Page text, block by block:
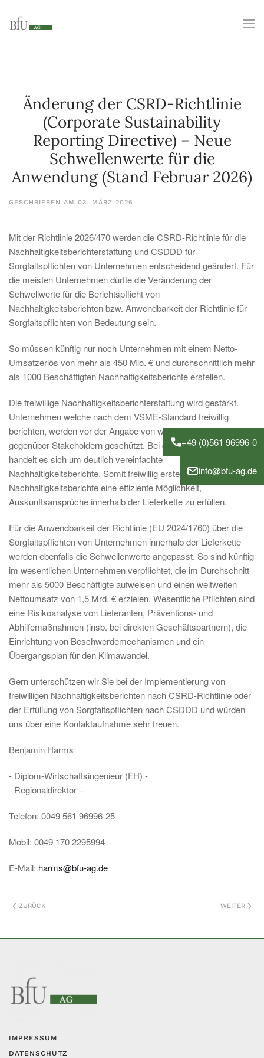
Änderung der CSRD-Richtlinie
(Corporate Sustainability
Reporting Directive) – Neue
Schwellenwerte für die
Anwendung (Stand Februar 2026)
GESCHRIEBEN AM 03. MÄRZ 2026 .
Mit der Richtlinie 2026/470 werden die CSRD-Richtlinie für die
Nachhaltigkeitsberichterstattung und CSDDD für
Sorgfaltspflichten von Unternehmen entscheidend geändert. Für
die meisten Unternehmen dürfte die Veränderung der
Schwellwerte für die Berichtspflicht von
Nachhaltigkeitsberichten bzw. Anwendbarkeit der Richtlinie für
Sorgfaltspflichten von Bedeutung sein.
So müssen künftig nur noch Unternehmen mit einem Netto-
Umsatzerlös von mehr als 450 Mio. € und durchschnittlich mehr
als 1000 Beschäftigten Nachhaltigkeitsberichte erstellen.
Die freiwillige Nachhaltigkeitsberichterstattung wird gestärkt.
Unternehmen welche nach dem VSME-Standard freiwillig
berichten, werden vor der Angabe von weiteren Datenpunkten
gegenüber Stakeholdern geschützt. Bei dem VSME-Standard
handelt es sich um deutlich vereinfachte
Nachhaltigkeitsberichte. Somit freiwillig erstellte
Nachhaltigkeitsberichte eine effiziente Möglichkeit,
Auskunftsansprüche innerhalb der Lieferkette zu erfüllen.
Für die Anwendbarkeit der Richtlinie (EU 2024/1760) über die
Sorgfaltspflichten von Unternehmen innerhalb der Lieferkette
werden ebenfalls die Schwellenwerte angepasst. So sind künftig
im wesentlichen Unternehmen verpflichtet, die im Durchschnitt
mehr als 5000 Beschäftigte aufweisen und einen weltweiten
Nettoumsatz von 1,5 Mrd. € erzielen. Wesentliche Pflichten sind
eine Risikoanalyse von Lieferanten, Präventions- und
Abhilfemaßnahmen (insb. bei direkten Geschäftspartnern), die
Einrichtung von Beschwerdemechanismen und ein
Übergangsplan für den Klimawandel.
Gern unterschützen wir Sie bei der Implementierung von
freiwilligen Nachhaltigkeitsberichten nach CSRD-Richtlinie oder
der Erfüllung von Sorgfaltspflichten nach CSDDD und würden
uns über eine Kontaktaufnahme sehr freuen.
Benjamin Harms
- Diplom-Wirtschaftsingenieur (FH) -
- Regionaldirektor –
Telefon: 0049 561 96996-25
Mobil: 0049 170 2295994
E-Mail: harms@bfu-ag.de
ZURÜCK WEITER
IMPRESSUM
DATENSCHUTZ
+49 (0)561 96996-0
info@bfu-ag.de